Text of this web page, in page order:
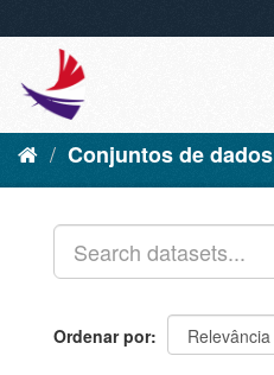
Conjuntos de dados
Ordenar por